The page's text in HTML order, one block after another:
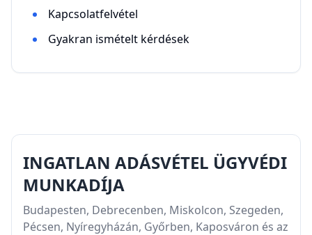
Kapcsolatfelvétel
Gyakran ismételt kérdések
INGATLAN ADÁSVÉTEL ÜGYVÉDI
MUNKADÍJA
Budapesten, Debrecenben, Miskolcon, Szegeden,
Pécsen, Nyíregyházán, Győrben, Kaposváron és az